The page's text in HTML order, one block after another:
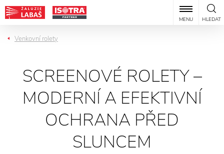
HLEDAT
MENU
Venkovní rolety
SCREENOVÉ ROLETY –
MODERNÍ A EFEKTIVNÍ
OCHRANA PŘED
SLUNCEM